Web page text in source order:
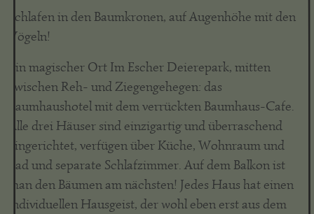
Schlafen in den Baumkronen, auf Augenhöhe mit den
Vögeln!
Ein magischer Ort Im Escher Deierepark, mitten
zwischen Reh- und Ziegengehegen: das
Baumhaushotel mit dem verrückten Baumhaus-Cafe.
Alle drei Häuser sind einzigartig und überraschend
eingerichtet, verfügen über Küche, Wohnraum und
Bad und separate Schlafzimmer. Auf dem Balkon ist
man den Bäumen am nächsten! Jedes Haus hat einen
individuellen Hausgeist, der wohl eben erst aus dem